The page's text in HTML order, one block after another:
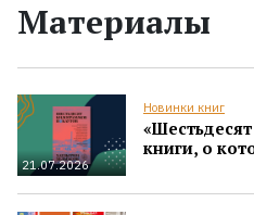
Материалы
21.07.2026
Новинки книг
книги, о